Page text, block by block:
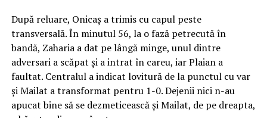
După reluare, Onicaș a trimis cu capul peste
transversală. În minutul 56, la o fază petrecută în
bandă, Zaharia a dat pe lângă minge, unul dintre
adversari a scăpat și a intrat în careu, iar Plaian a
faultat. Centralul a indicat lovitură de la punctul cu var
și Mailat a transformat pentru 1-0. Dejenii nici n-au
apucat bine să se dezmeticească și Mailat, de pe dreapta,